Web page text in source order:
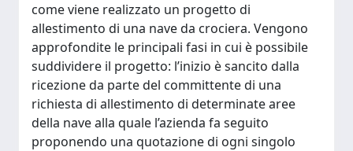
come viene realizzato un progetto di
allestimento di una nave da crociera. Vengono
approfondite le principali fasi in cui è possibile
suddividere il progetto: l’inizio è sancito dalla
ricezione da parte del committente di una
richiesta di allestimento di determinate aree
della nave alla quale l’azienda fa seguito
proponendo una quotazione di ogni singolo